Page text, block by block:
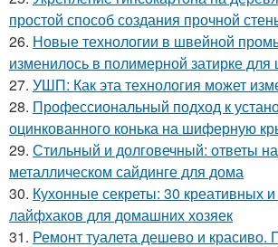
простой способ создания прочной
26. Новые технологии в швейной
изменилось в полимерной затирке для
27. УШП: Как эта технология может
28. Профессиональный подход к
оцинкованного конька на шиферную
29. Стильный и долговечный: ответы
металлическом сайдинге для дома
30. Кухонные секреты: 30 креативных
лайфхаков для домашних хозяек
31. Ремонт туалета дешево и красиво.